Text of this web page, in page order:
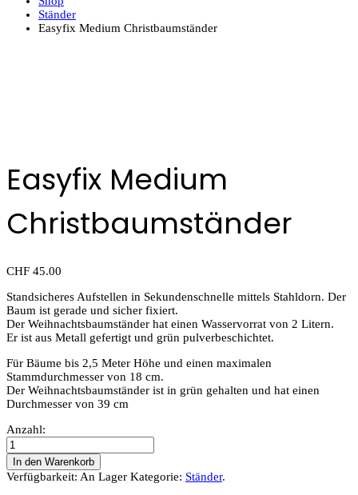
Ständer
Easyfix Medium Christbaumständer
Easyfix Medium
Christbaumständer
CHF 45.00
Standsicheres Aufstellen in Sekundenschnelle mittels Stahldorn. Der
Baum ist gerade und sicher fixiert.
Der Weihnachtsbaumständer hat einen Wasservorrat von 2 Litern.
Er ist aus Metall gefertigt und grün pulverbeschichtet.
Für Bäume bis 2,5 Meter Höhe und einen maximalen
Stammdurchmesser von 18 cm.
Der Weihnachtsbaumständer ist in grün gehalten und hat einen
Durchmesser von 39 cm
Anzahl:
In den Warenkorb
Verfügbarkeit: An Lager Kategorie: Ständer.